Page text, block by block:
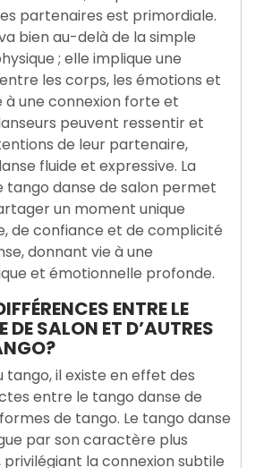
partenaires est primordiale.
bien au-delà de la simple
; elle implique une
les corps, les émotions et
à une connexion forte et
peuvent ressentir et
de leur partenaire,
fluide et expressive. La
tango danse de salon permet
un moment unique
de confiance et de complicité
donnant vie à une
et émotionnelle profonde.
ENTRE LE
SALON ET D’AUTRES
tango, il existe en effet des
entre le tango danse de
de tango. Le tango danse
par son caractère plus
la connexion subtile